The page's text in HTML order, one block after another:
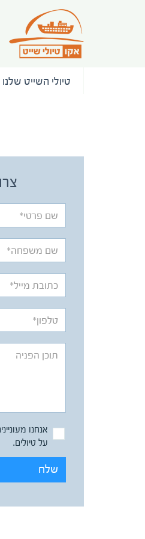
טיולי השייט שלנו
על טיולים.
שלח